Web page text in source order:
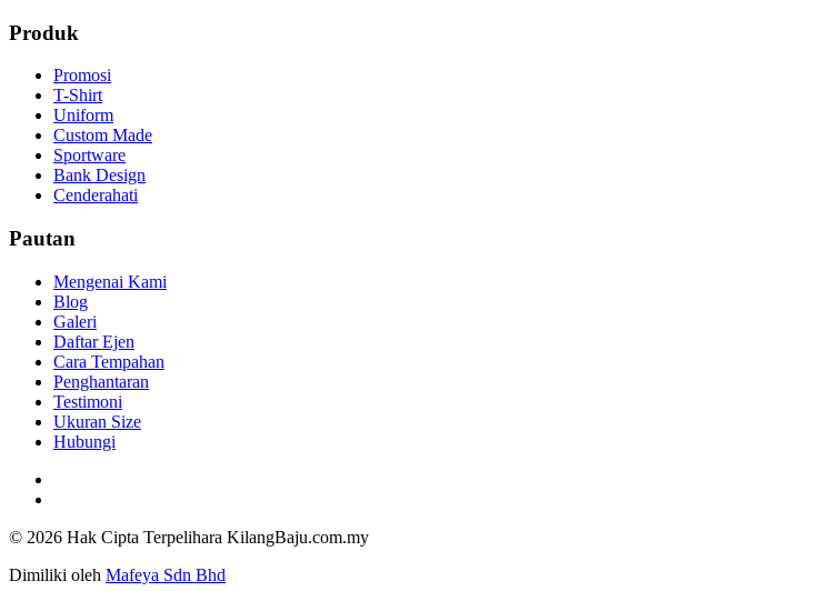
Produk
Promosi
T-Shirt
Uniform
Custom Made
Sportware
Bank Design
Cenderahati
Pautan
Mengenai Kami
Blog
Galeri
Daftar Ejen
Cara Tempahan
Penghantaran
Testimoni
Ukuran Size
Hubungi
© 2026 Hak Cipta Terpelihara KilangBaju.com.my
Dimiliki oleh Mafeya Sdn Bhd